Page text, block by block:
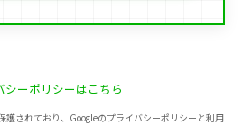
シーポリシーはこちら
護されており、Googleのプライバシーポリシーと利用